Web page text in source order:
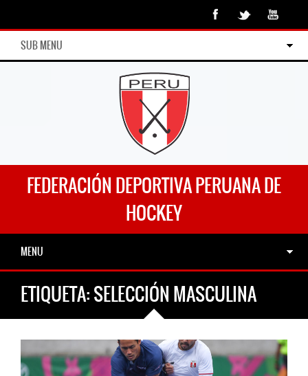
SUB MENU
FEDERACIÓN DEPORTIVA PERUANA DE
HOCKEY
MENU
ETIQUETA:SELECCIÓN MASCULINA